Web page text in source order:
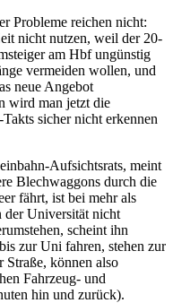
Probleme reichen nicht:
nicht nutzen, weil der 20-
am Hbf ungünstig
vermeiden wollen, und
neue Angebot
wird man jetzt die
sicher nicht erkennen
Aufsichtsrats, meint
Blechwaggons durch die
fährt, ist bei mehr als
der Universität nicht
scheint ihn
zur Uni fahren, stehen zur
Straße, können also
Fahrzeug- und
hin und zurück).